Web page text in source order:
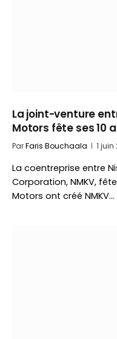
La joint-venture
Motors fête ses 10
ParFaris Bouchaala 1 juin
La coentreprise entre
Corporation, NMKV,
Motors ont créé NMKV…